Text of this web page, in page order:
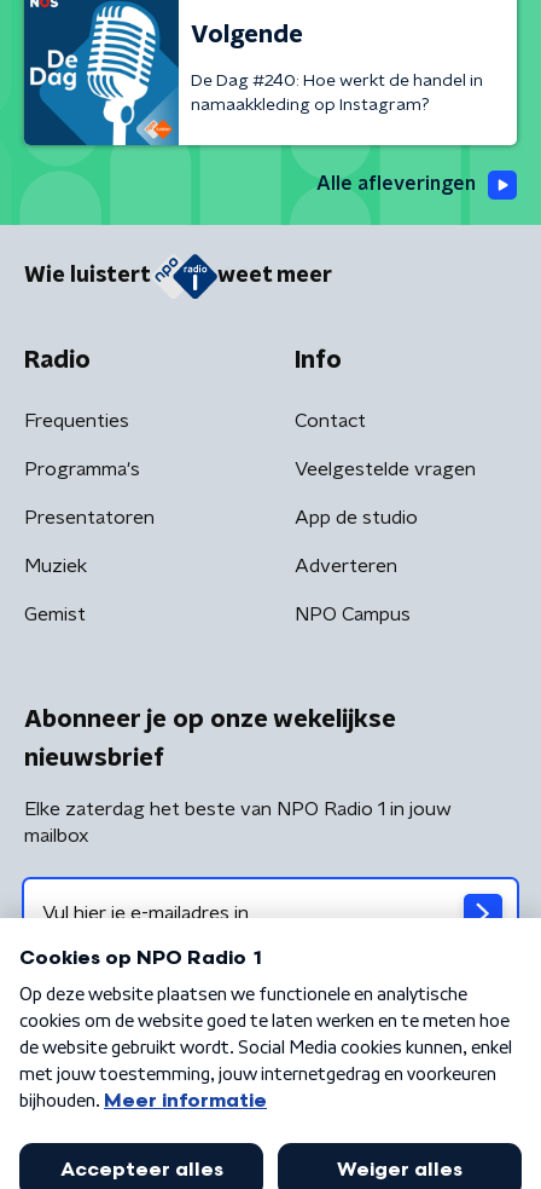
Volgende
De Dag #240: Hoe werkt de handel in
namaakkleding op Instagram?
Alle afleveringen
Wie luistert weet meer
Radio
Frequenties
Programma's
Presentatoren
Muziek
Gemist
Info
Contact
Veelgestelde vragen
App de studio
Adverteren
NPO Campus
Abonneer je op onze wekelijkse
nieuwsbrief
Elke zaterdag het beste van NPO Radio 1 in jouw
mailbox
Algemene voorwaarden